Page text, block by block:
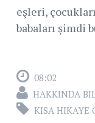
eşleri,
babaları şimdi
08:02
HAKKINDA
KISA HIKAYE